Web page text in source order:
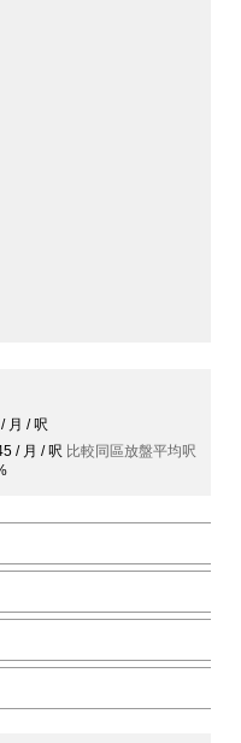
月 / 呎
/ 月 / 呎 比較同區放盤平均呎